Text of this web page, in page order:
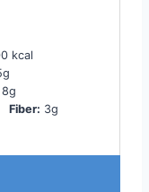
kcal
8g
Fiber: 3g